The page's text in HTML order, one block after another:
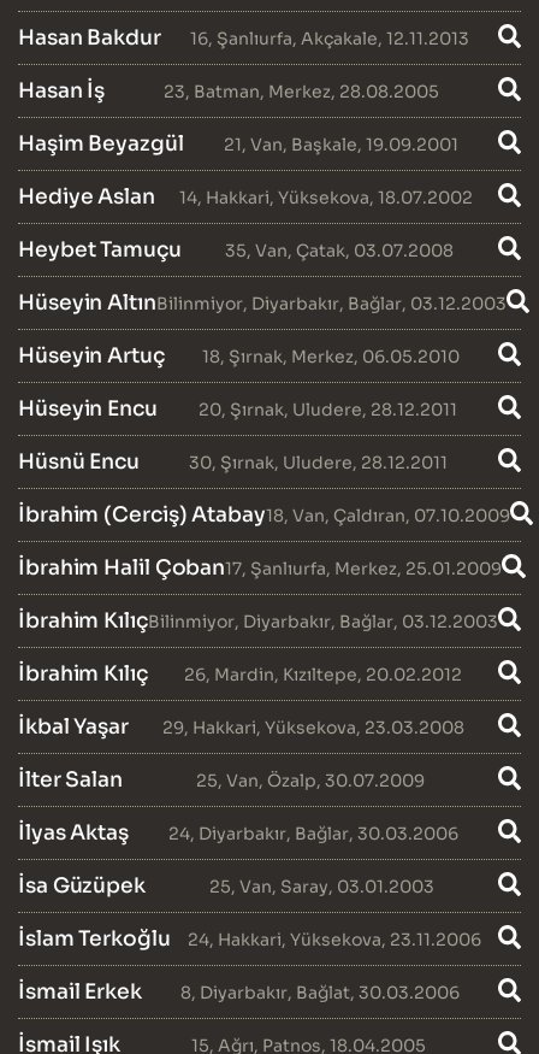
Hasan Bakdur 16, Şanlıurfa, Akçakale, 12.11.2013
Hasan İş 23, Batman, Merkez, 28.08.2005
Haşim Beyazgül 21, Van, Başkale, 19.09.2001
Hediye Aslan 14, Hakkari,Yüksekova, 18.07.2002
Heybet Tamuçu 35,Van, Çatak, 03.07.2008
Hüseyin AltınBilinmiyor, Diyarbakır, Bağlar, 03.12.2003
Hüseyin Artuç 18, Şırnak, Merkez, 06.05.2010
Hüseyin Encu 20, Şırnak, Uludere, 28.12.2011
Hüsnü Encu 30, Şırnak, Uludere, 28.12.2011
İbrahim (Cerciş) Atabay18, Van, Çaldıran, 07.10.2009
İbrahim Halil Çoban17, Şanlıurfa, Merkez, 25.01.2009
İbrahim KılıçBilinmiyor, Diyarbakır, Bağlar, 03.12.2003
İbrahim Kılıç 26, Mardin, Kızıltepe, 20.02.2012
İkbal Yaşar 29, Hakkari, Yüksekova, 23.03.2008
İlter Salan 25, Van, Özalp, 30.07.2009
İlyas Aktaş 24, Diyarbakır, Bağlar, 30.03.2006
İsa Güzüpek 25, Van, Saray, 03.01.2003
İslam Terkoğlu 24, Hakkari, Yüksekova, 23.11.2006
İsmail Erkek 8, Diyarbakır, Bağlat, 30.03.2006
İsmail Işık 15,Ağrı, Patnos, 18.04.2005